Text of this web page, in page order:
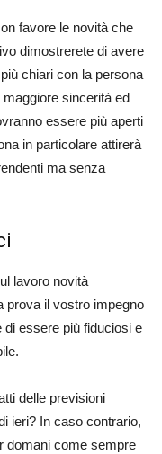
favore le novità che
dimostrerete di avere
chiari con la persona
sincerità ed
essere più aperti
in particolare attirerà
ma senza
lavoro novità
prova il vostro impegno
essere più fiduciosi e
delle previsioni
ieri? In caso contrario,
domani come sempre